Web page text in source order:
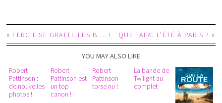
« FERGIE SE GRATTE LES B…. ! QUE FAIRE L’ÉTÉ À PARIS ? »
YOU MAY ALSO LIKE
Robert
Pattinson :
de nouvelles
photos !
Robert
Pattinson est
un top
canon !
Robert
Pattinson
torse nu !
La bande de
Twilight au
complet